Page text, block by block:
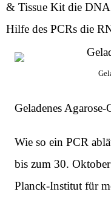
& Tissue Kit die
Hilfe des PCRs die
Geladenes Agarose-
Wie so ein PCR
bis zum 30.
Planck-Institut für